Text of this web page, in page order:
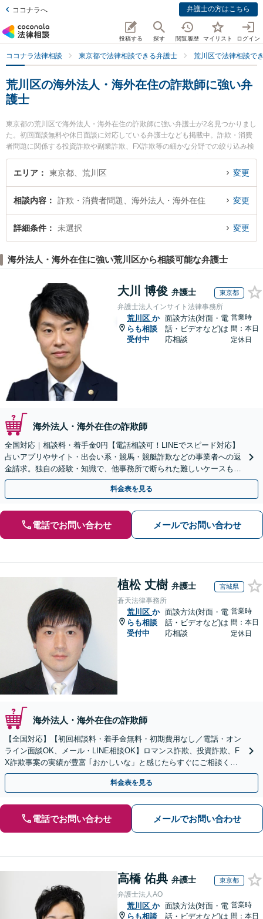
ココナラへ 弁護士の方はこちら
投稿する 探す 閲覧履歴 マイリスト ログイン
ココナラ法律相談 東京都で法律相談できる弁護士 荒川区で法律相談で
荒川区の海外法人・海外在住の詐欺師に強い弁
護士
東京都の荒川区で海外法人・海外在住の詐欺師に強い弁護士が2名見つかりまし
た。初回面談無料や休日面談に対応している弁護士なども掲載中。詐欺・消費
者問題に関係する投資詐欺や副業詐欺、FX詐欺等の細かな分野での絞り込み検
索もでき便利です。特にMYパートナーズ法律事務所の吉成 安友弁護士やあや
め法律事務所の足立 東子弁護士のプロフィール情報や弁護士費用、強みなどが
師のトラブル解決の実績豊富な近くの弁護士を検索したい』『初回相談無料で
海外法人・海外在住の詐欺師を法律相談できる荒川区内の弁護士に相談予約し
たい』などでお困りの相談者さんにおすすめです。
エリア 東京都、荒川区 変更
相談内容 詐欺・消費者問題、海外法人・海外在住 変更
詳細条件 未選択 変更
海外法人・海外在住に強い荒川区から相談可能な弁護士
大川 博俊 弁護士 東京都
弁護士法人インサイト法律事務所
荒川区 か
らも相談
受付中
面談方法(対面・電
話・ビデオなど)は
応相談
営業時
間：本日
定休日
海外法人・海外在住の詐欺師
全国対応｜相談料・着手金0円【電話相談可！LINEでスピード対応】
占いアプリやサイト・出会い系・競馬・競艇詐欺などの事業者への返
金請求。独自の経験・知識で、他事務所で断られた難しいケースも解
決に導いた実績あり。まずはお気軽にご相談ください
料金表を見る
電話でお問い合わせ メールでお問い合わせ
植松 丈樹 弁護士 宮城県
蒼天法律事務所
荒川区 か
らも相談
受付中
面談方法(対面・電
話・ビデオなど)は
応相談
営業時
間：本日
定休日
海外法人・海外在住の詐欺師
【全国対応】【初回相談料・着手金無料・初期費用なし／電話・オン
ライン面談OK、メール・LINE相談OK】ロマンス詐欺、投資詐欺、F
X詐欺事案の実績が豊富 ｢おかしいな」と感じたらすぐにご相談くだ
さい。
料金表を見る
電話でお問い合わせ メールでお問い合わせ
高橋 佑典 弁護士 東京都
弁護士法人AO
荒川区 か
らも相談
面談方法(対面・電
話・ビデオなど)は
営業時
間：本日